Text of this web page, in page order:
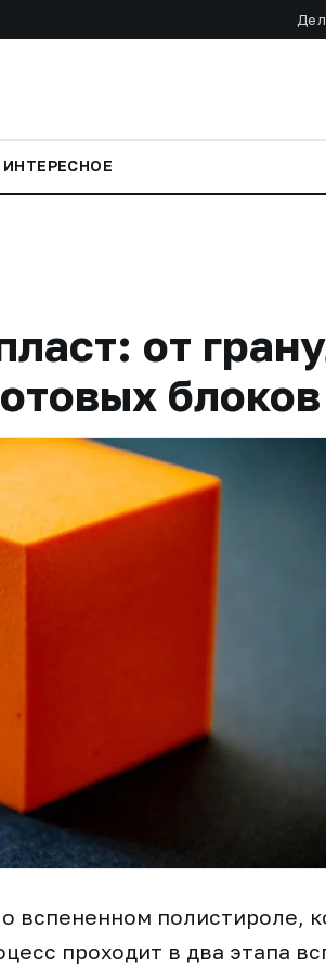
ИНТЕРЕСНОЕ
от
блоков
вспененном полистироле,
проходит в два этапа